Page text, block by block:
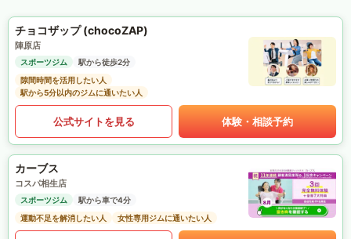
チョコザップ (chocoZAP)
陣原店
スポーツジム
駅から徒歩2分
隙間時間を活用したい人
駅から5分以内のジムに通いたい人
公式サイトを見る 体験・相談予約
カーブス
コスパ相生店
スポーツジム
駅から車で4分
運動不足を解消したい人
女性専用ジムに通いたい人